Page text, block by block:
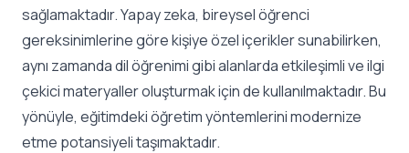
sağlamaktadır. Yapay zeka, bireysel öğrenci
gereksinimlerine göre kişiye özel içerikler sunabilirken,
aynı zamanda dil öğrenimi gibi alanlarda etkileşimli ve ilgi
çekici materyaller oluşturmak için de kullanılmaktadır. Bu
yönüyle, eğitimdeki öğretim yöntemlerini modernize
etme potansiyeli taşımaktadır.